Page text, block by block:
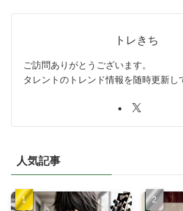
トレきち
ご訪問ありがとうございます。
タレントのトレンド情報を随時更新し
人気記事